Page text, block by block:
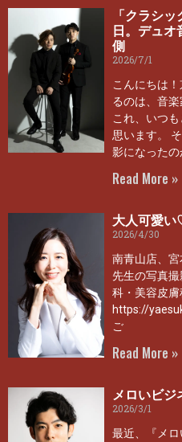
「クラシ
日。デュオ
側
2026/7/1
こんにちは
るのは、音
これ、いつ
思います。
影になったの
Read More »
大人可愛
2026/4/30
南青山店、
先生の写真
科・美容皮膚
https://
ご
Read More »
メロいビジ
2026/3/1
最近、『メ